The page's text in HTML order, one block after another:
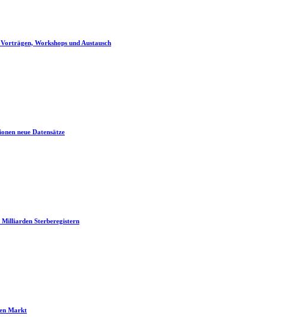
Workshops und Austausch
neue Datensätze
Sterberegistern
Markt